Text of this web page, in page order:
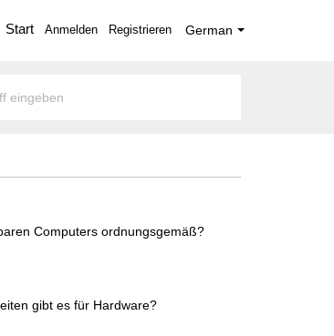
Start German
Anmelden Registrieren
Computers ordnungsgemäß?
gibt es für Hardware?